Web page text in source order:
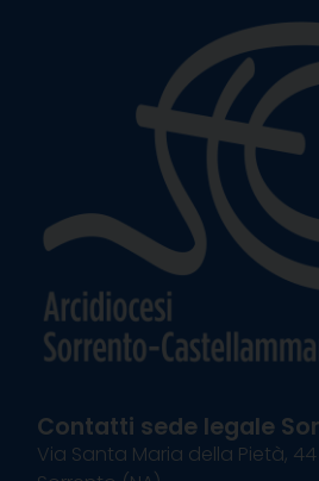
Contatti sede legale
Via Santa Maria della Pietà,